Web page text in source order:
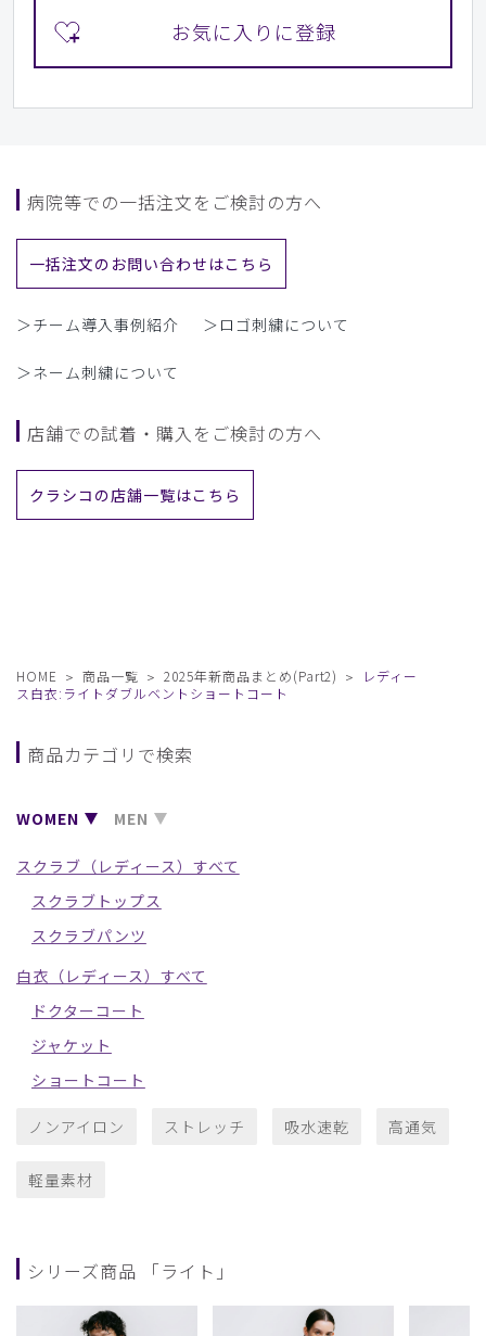
病院等での一括注文をご検討の方へ
一括注文のお問い合わせはこちら
＞チーム導入事例紹介 ＞ロゴ刺繍について
＞ネーム刺繍について
店舗での試着・購入をご検討の方へ
クラシコの店舗一覧はこちら
HOME 商品一覧 2025年新商品まとめ(Part2)
レディー
ス白衣:ライトダブルベントショートコート
商品カテゴリで検索
WOMEN MEN
スクラブ（レディース）すべて
スクラブトップス
スクラブパンツ
白衣（レディース）すべて
ドクターコート
ジャケット
ショートコート
ノンアイロン ストレッチ 吸水速乾 高通気
軽量素材
シリーズ商品 「ライト」